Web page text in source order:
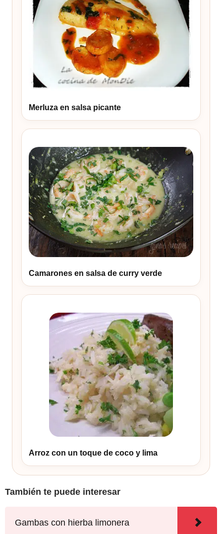
Merluza en salsa picante
Camarones en salsa de curry verde
Arroz con un toque de coco y lima
También te puede interesar
Gambas con hierba limonera